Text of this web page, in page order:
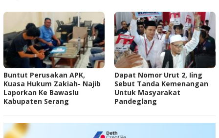
Buntut Perusakan APK,
Kuasa Hukum Zakiah- Najib
Laporkan Ke Bawaslu
Kabupaten Serang
Dapat Nomor Urut 2, Iing
Sebut Tanda Kemenangan
Untuk Masyarakat
Pandeglang